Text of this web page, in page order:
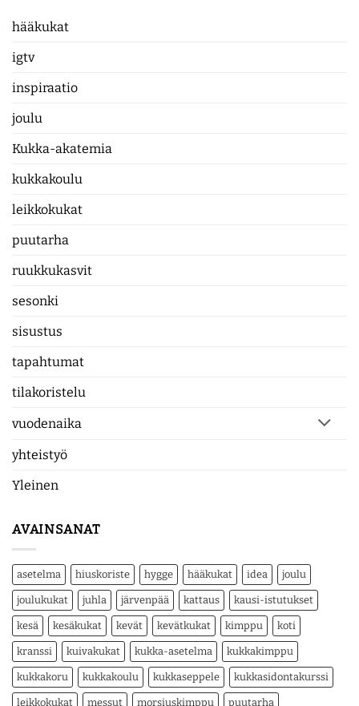
hääkukat
igtv
inspiraatio
joulu
Kukka-akatemia
kukkakoulu
leikkokukat
puutarha
ruukkukasvit
sesonki
sisustus
tapahtumat
tilakoristelu
vuodenaika
yhteistyö
Yleinen
AVAINSANAT
asetelma hiuskoriste hygge hääkukat idea joulu
joulukukat juhla järvenpää kattaus kausi-istutukset
kesä kesäkukat kevät kevätkukat kimppu koti
kranssi kuivakukat kukka-asetelma kukkakimppu
kukkakoru kukkakoulu kukkaseppele kukkasidontakurssi
leikkokukat messut morsiuskimppu puutarha